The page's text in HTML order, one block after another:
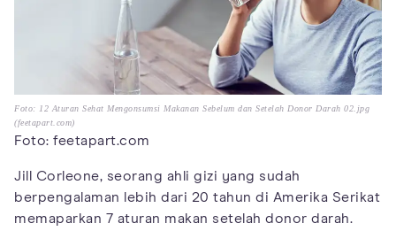
Foto: 12 Aturan Sehat Mengonsumsi Makanan Sebelum dan Setelah Donor Darah 02.jpg
(feetapart.com)
Foto: feetapart.com
Jill Corleone, seorang ahli gizi yang sudah
berpengalaman lebih dari 20 tahun di Amerika Serikat
memaparkan 7 aturan makan setelah donor darah.